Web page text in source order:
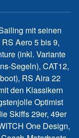
mit seinen
Aero 5 bis 9,
(inkl. Variante
Segeln), CAT12,
RS Aira 22
den Klassikern
Optimist
Skiffs 29er, 49er
One Design,